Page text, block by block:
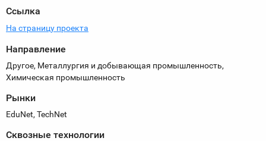
Ссылка
На страницу проекта
Направление
Другое, Металлургия и добывающая промышленность,
Химическая промышленность
Рынки
EduNet, TechNet
Сквозные технологии